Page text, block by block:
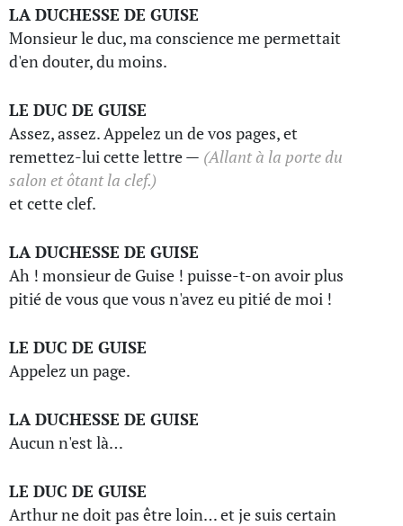
LA DUCHESSE DE GUISE
Monsieur le duc, ma conscience me permettait
d'en douter, du moins.
LE DUC DE GUISE
Assez, assez. Appelez un de vos pages, et
remettez-lui cette lettre — (Allant à la porte du
salon et ôtant la clef.)
et cette clef.
LA DUCHESSE DE GUISE
Ah ! monsieur de Guise ! puisse-t-on avoir plus
pitié de vous que vous n'avez eu pitié de moi !
LE DUC DE GUISE
Appelez un page.
LA DUCHESSE DE GUISE
Aucun n'est là…
LE DUC DE GUISE
Arthur ne doit pas être loin… et je suis certain